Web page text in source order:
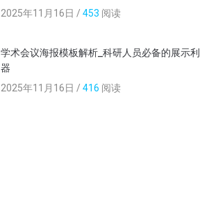
2025年11月16日 / 453 阅读
学术会议海报模板解析_科研人员必备的展示利
器
2025年11月16日 / 416 阅读